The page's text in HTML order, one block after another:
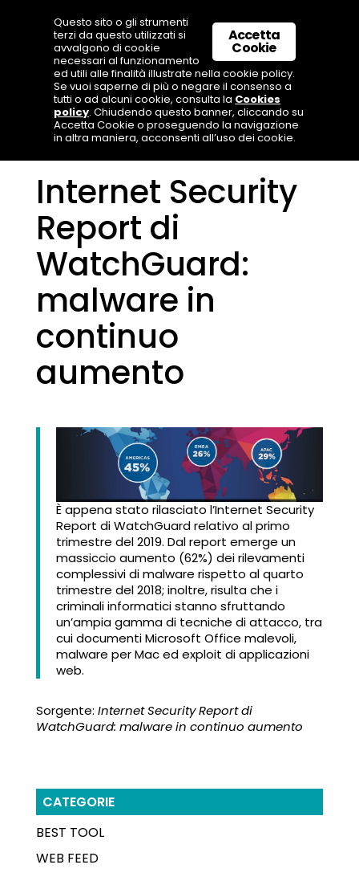
Internet Security
Report di
WatchGuard:
malware in
continuo
aumento
È appena stato rilasciato l’Internet Security
Report di WatchGuard relativo al primo
trimestre del 2019. Dal report emerge un
massiccio aumento (62%) dei rilevamenti
complessivi di malware rispetto al quarto
trimestre del 2018; inoltre, risulta che i
criminali informatici stanno sfruttando
un’ampia gamma di tecniche di attacco, tra
cui documenti Microsoft Office malevoli,
malware per Mac ed exploit di applicazioni
web.
Sorgente: Internet Security Report di
WatchGuard: malware in continuo aumento
CATEGORIE
BEST TOOL
WEB FEED
Accetta
Cookie
Questo sito o gli strumenti
terzi da questo utilizzati si
avvalgono di cookie
necessari al funzionamento
ed utili alle finalità illustrate nella cookie policy.
Se vuoi saperne di più o negare il consenso a
tutti o ad alcuni cookie, consulta la Cookies
policy. Chiudendo questo banner, cliccando su
Accetta Cookie o proseguendo la navigazione
in altra maniera, acconsenti all’uso dei cookie.